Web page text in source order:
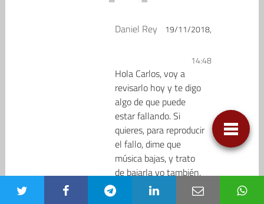
Daniel Rey 19/11/2018,
14:48
Hola Carlos, voy a
revisarlo hoy y te digo
algo de que puede
estar fallando. Si
quieres, para reproducir
el fallo, dime que
música bajas, y trato
de bajarla yo también.
Gracias, un saludo